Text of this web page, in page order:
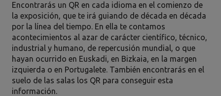
Encontrarás un QR en cada idioma en el comienzo de
la exposición, que te irá guiando de década en década
por la línea del tiempo. En ella te contamos
acontecimientos al azar de carácter científico, técnico,
industrial y humano, de repercusión mundial, o que
hayan ocurrido en Euskadi, en Bizkaia, en la margen
izquierda o en Portugalete. También encontrarás en el
suelo de las salas los QR para conseguir esta
información.